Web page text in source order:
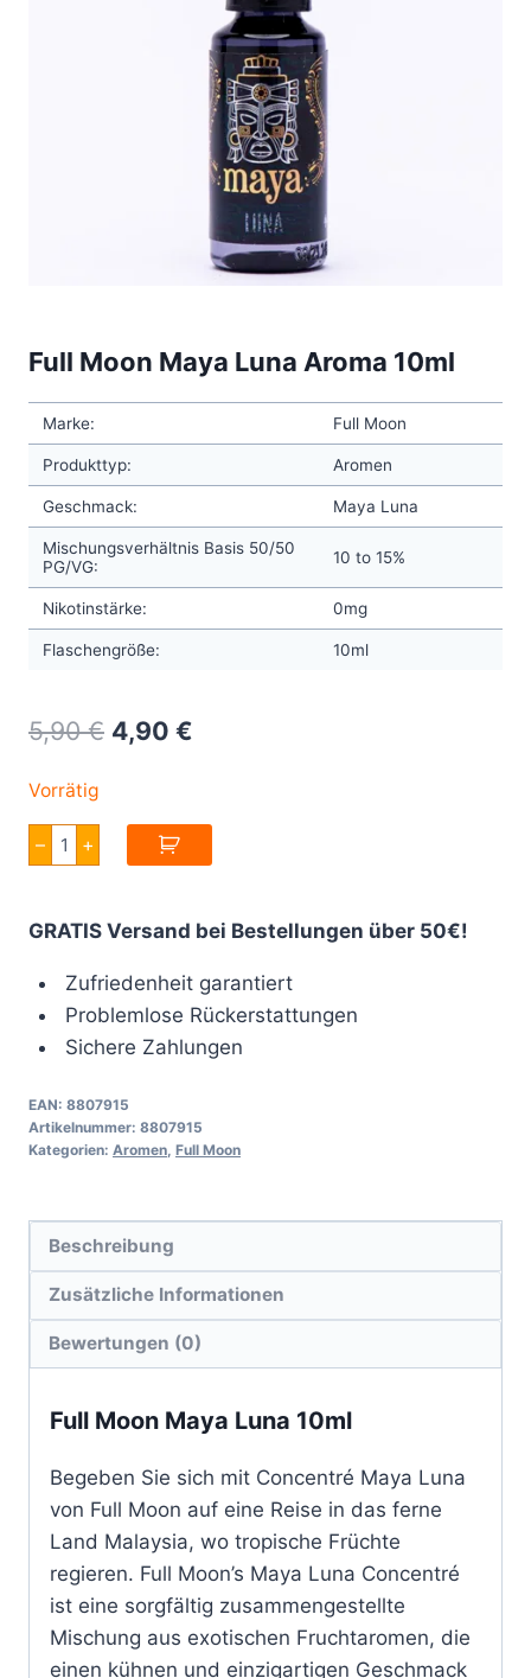
Full Moon Maya Luna Aroma 10ml
Marke: Full Moon
Produkttyp: Aromen
Geschmack: Maya Luna
Mischungsverhältnis Basis 50/50
PG/VG:
10 to 15%
Nikotinstärke: 0mg
Flaschengröße: 10ml
5,90€ Original
5,90 €.
4,90 €
Vorrätig
–
Full
Moon
Maya
10ml
+
GRATIS Versand bei Bestellungen über 50€!
Zufriedenheit garantiert
Problemlose Rückerstattungen
Sichere Zahlungen
EAN: 8807915
Artikelnummer: 8807915
Kategorien: Aromen, Full Moon
Beschreibung
Zusätzliche Informationen
Bewertungen (0)
Full Moon Maya Luna 10ml
Begeben Sie sich mit Concentré Maya Luna
von Full Moon auf eine Reise in das ferne
Land Malaysia, wo tropische Früchte
regieren. Full Moon’s Maya Luna Concentré
ist eine sorgfältig zusammengestellte
Mischung aus exotischen Fruchtaromen, die
einen kühnen und einzigartigen Geschmack